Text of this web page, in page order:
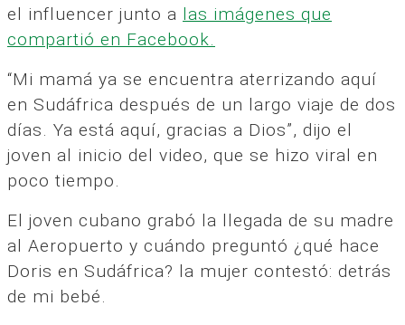
el influencer junto a las imágenes que
compartió en Facebook.
“Mi mamá ya se encuentra aterrizando aquí
en Sudáfrica después de un largo viaje de dos
días. Ya está aquí, gracias a Dios”, dijo el
joven al inicio del video, que se hizo viral en
poco tiempo.
El joven cubano grabó la llegada de su madre
al Aeropuerto y cuándo preguntó ¿qué hace
Doris en Sudáfrica? la mujer contestó: detrás
de mi bebé.